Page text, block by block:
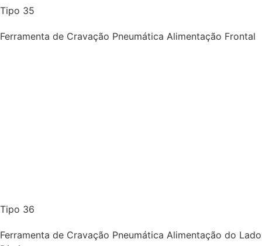
Tipo 35
Ferramenta de Cravação Pneumática Alimentação Frontal
Tipo 36
Ferramenta de Cravação Pneumática Alimentação do Lado